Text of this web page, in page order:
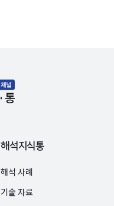
해석지식통
해석 사례
기술 자료